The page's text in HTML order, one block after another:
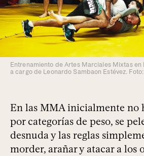
Entrenamiento de Artes Marciales Mixtas
a cargo de Leonardo Sambaon Estévez.
En las MMA inicialmente no
por categorías de peso, se
desnuda y las reglas
morder, arañar y atacar a los